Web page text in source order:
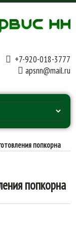
+7-920-018-3777
apsnn@mail.ru
попкорна
попкорна